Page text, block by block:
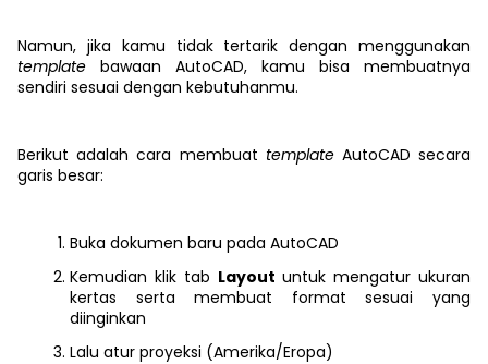
Namun, jika kamu tidak tertarik dengan menggunakan
template bawaan AutoCAD, kamu bisa membuatnya
sendiri sesuai dengan kebutuhanmu.
Berikut adalah cara membuat templateAutoCAD secara
garis besar:
Buka dokumen baru pada AutoCAD
Kemudian klik tab Layout untuk mengatur ukuran
kertas serta membuat format sesuai yang
diinginkan
Lalu atur proyeksi (Amerika/Eropa)